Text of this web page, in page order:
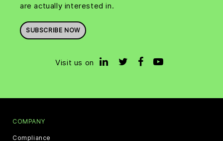
are actually interested in.
SUBSCRIBE NOW
Visit us on
COMPANY
Compliance